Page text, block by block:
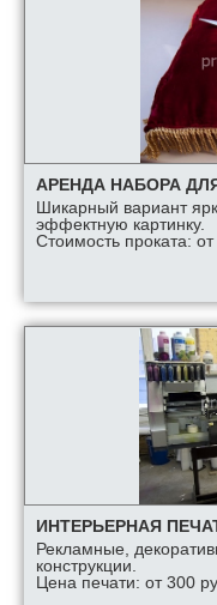
АРЕНДА НАБОРА
Шикарный вариант
эффектную картинку.
Стоимость проката:
ИНТЕРЬЕРНАЯ
Рекламные,
конструкции.
Цена печати: от 300